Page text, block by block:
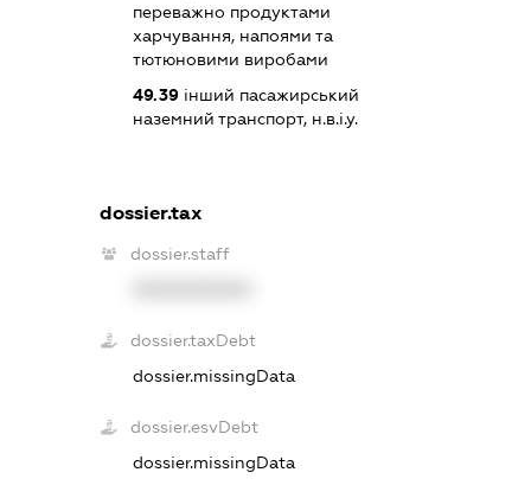
переважно продуктами
харчування, напоями та
тютюновими виробами
49.39інший пасажирський
наземний транспорт, н.в.і.у.
dossier.tax
dossier.staff
dossier.taxDebt
dossier.missingData
dossier.esvDebt
dossier.missingData